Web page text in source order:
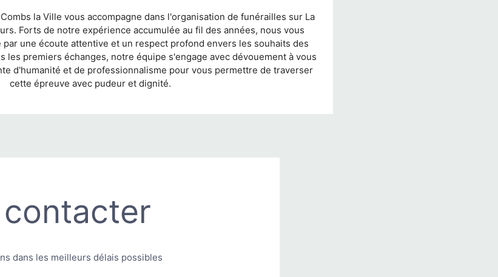
la Ville vous accompagne dans l'organisation de funérailles sur La
Forts de notre expérience accumulée au fil des années, nous vous
une écoute attentive et un respect profond envers les souhaits des
les premiers échanges, notre équipe s'engage avec dévouement à vous
d'humanité et de professionnalisme pour vous permettre de traverser
cette épreuve avec pudeur et dignité.
dans les meilleurs délais possibles